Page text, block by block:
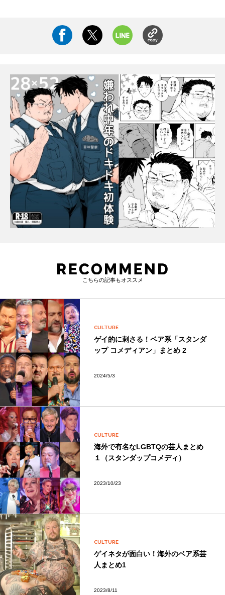
こちらの記事もオススメ
CULTURE
ゲイ的に刺さる！ベア系「スタンダ
ップ コメディアン」まとめ 2
2024/5/3
CULTURE
海外で有名なLGBTQの芸人まとめ
１（スタンダップコメディ）
2023/10/23
CULTURE
ゲイネタが面白い！海外のベア系芸
人まとめ1
2023/8/11